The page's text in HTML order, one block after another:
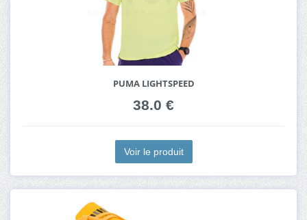
PUMA LIGHTSPEED
38.0 €
Voir le produit